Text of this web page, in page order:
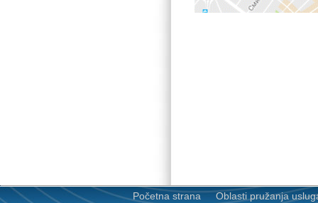
Početna strana Oblasti pružanja